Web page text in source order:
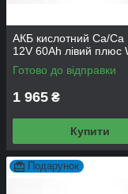
АКБ кислотний Сa/Ca
12V 60Аh лівий плюс
Готово до відправки
1 965 ₴
Купити
Подарунок